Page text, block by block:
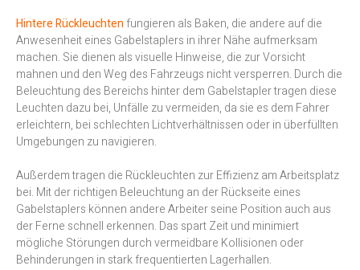
Hintere Rückleuchten fungieren als Baken, die andere auf die
Anwesenheit eines Gabelstaplers in ihrer Nähe aufmerksam
machen. Sie dienen als visuelle Hinweise, die zur Vorsicht
mahnen und den Weg des Fahrzeugs nicht versperren. Durch die
Beleuchtung des Bereichs hinter dem Gabelstapler tragen diese
Leuchten dazu bei, Unfälle zu vermeiden, da sie es dem Fahrer
erleichtern, bei schlechten Lichtverhältnissen oder in überfüllten
Umgebungen zu navigieren.
Außerdem tragen die Rückleuchten zur Effizienz am Arbeitsplatz
bei. Mit der richtigen Beleuchtung an der Rückseite eines
Gabelstaplers können andere Arbeiter seine Position auch aus
der Ferne schnell erkennen. Das spart Zeit und minimiert
mögliche Störungen durch vermeidbare Kollisionen oder
Behinderungen in stark frequentierten Lagerhallen.